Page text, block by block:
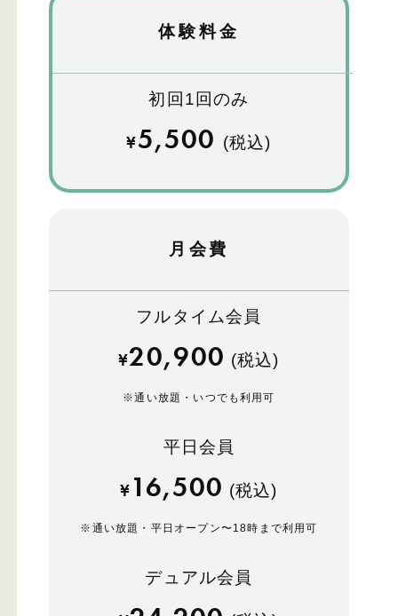
体験料金
初回1回のみ
¥5,500 (税込)
月会費
フルタイム会員
¥20,900 (税込)
※通い放題・いつでも利用可
平日会員
¥ 16,500 (税込)
※ 通い放題・平日オープン〜18時まで利用可
デュアル会員